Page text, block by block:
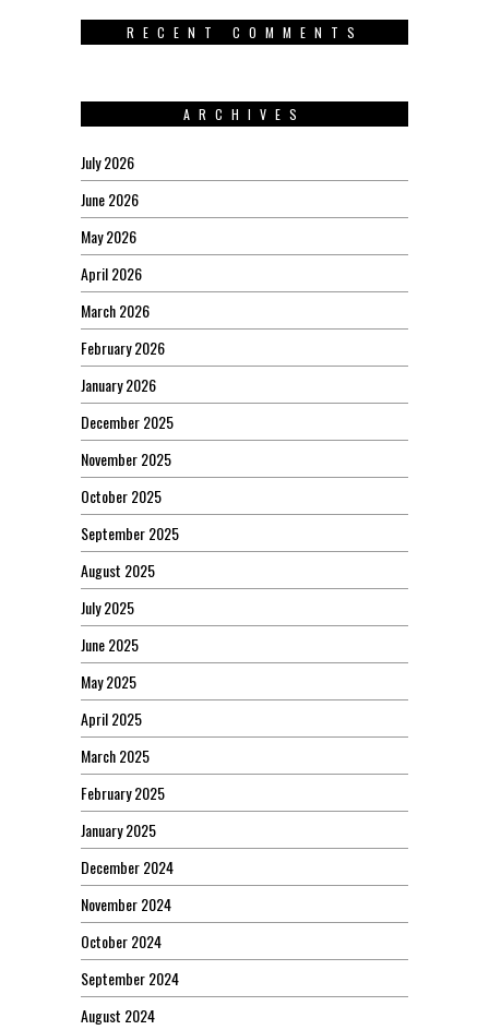
RECENT COMMENTS
ARCHIVES
July 2026
June 2026
May 2026
April 2026
March 2026
February 2026
January 2026
December 2025
November 2025
October 2025
September 2025
August 2025
July 2025
June 2025
May 2025
April 2025
March 2025
February 2025
January 2025
December 2024
November 2024
October 2024
September 2024
August 2024